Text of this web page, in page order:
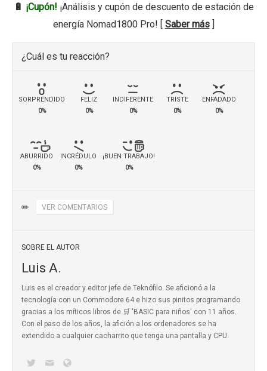
🔋 ¡Cupón! ¡Análisis y cupón de descuento de estación de
energía Nomad1800 Pro! [ Saber más]
¿Cuál es tu reacción?
SORPRENDIDO
0%
FELIZ
0%
INDIFERENTE
0%
TRISTE
0%
ENFADADO
0%
ABURRIDO
0%
INCRÉDULO
0%
¡BUEN TRABAJO!
0%
✏️ VER COMENTARIOS
SOBRE EL AUTOR
Luis A.
Luis es el creador y editor jefe de Teknófilo. Se aficionó a la
tecnología con un Commodore 64 e hizo sus pinitos programando
gracias a los míticos libros de 🛒 'BASIC para niños' con 11 años.
Con el paso de los años, la afición a los ordenadores se ha
extendido a cualquier cacharrito que tenga una pantalla y CPU.